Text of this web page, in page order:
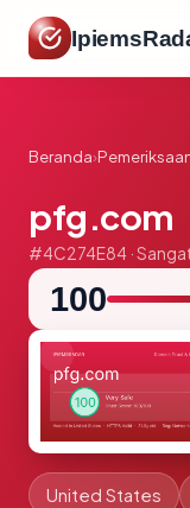
Beranda›
pfg.com
#4C274E84 ·
100
United States